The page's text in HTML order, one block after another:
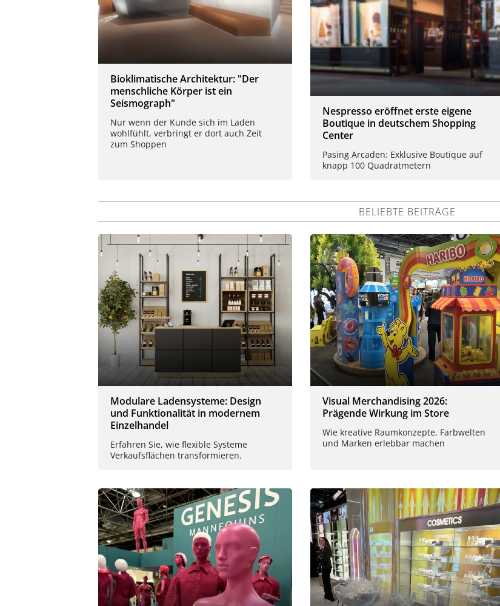
Bioklimatische Architektur: "Der
menschliche Körper ist ein
Seismograph"
Nur wenn der Kunde sich im Laden
wohlfühlt, verbringt er dort auch Zeit
zum Shoppen
Nespresso eröffnet erste eigene
Boutique in deutschem Shopping
Center
Pasing Arcaden: Exklusive Boutique auf
knapp 100 Quadratmetern
BELIEBTE BEITRÄGE
Modulare Ladensysteme: Design
und Funktionalität in modernem
Einzelhandel
Erfahren Sie, wie flexible Systeme
Verkaufsflächen transformieren.
Visual Merchandising 2026:
Prägende Wirkung im Store
Wie kreative Raumkonzepte, Farbwelten
und Marken erlebbar machen